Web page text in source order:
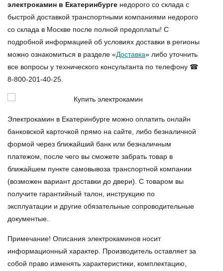
электрокамин в Екатеринбурге недорого со склада с
быстрой доставкой транспортными компаниями недорого
со склада в Москве после полной предоплаты! С
подробной информацией об условиях доставки в регионы
можно ознакомиться в разделе «Доставка» либо уточнить
все вопросы у технического консультанта по телефону ☎
8-800-201-40-25.
Электрокамин в Екатеринбурге можно оплатить онлайн
банковской карточкой прямо на сайте, либо безналичной
формой через ближайший банк или безналичным
платежом, после чего вы сможете забрать товар в
ближайшем пункте самовывоза транспортной компании
(возможен вариант доставки до двери). С товаром вы
получите гарантийный талон, инструкцию по
эксплуатации и другие обязательные сопроводительные
документые.
Примечание! Описания электрокаминов носит
информационный характер. Производитель оставляет за
собой право изменять характеристики, комплектацию,